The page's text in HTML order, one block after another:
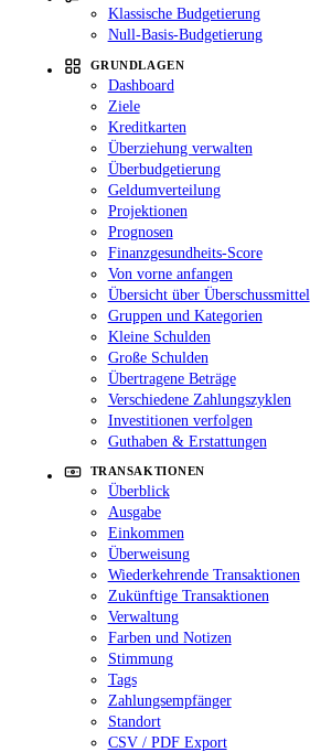
Klassische Budgetierung
Null-Basis-Budgetierung
GRUNDLAGEN
Dashboard
Ziele
Kreditkarten
Überziehung verwalten
Überbudgetierung
Geldumverteilung
Projektionen
Prognosen
Finanzgesundheits-Score
Von vorne anfangen
Übersicht über Überschussmittel
Gruppen und Kategorien
Kleine Schulden
Große Schulden
Übertragene Beträge
Verschiedene Zahlungszyklen
Investitionen verfolgen
Guthaben & Erstattungen
TRANSAKTIONEN
Überblick
Ausgabe
Einkommen
Überweisung
Wiederkehrende Transaktionen
Zukünftige Transaktionen
Verwaltung
Farben und Notizen
Stimmung
Tags
Zahlungsempfänger
Standort
CSV / PDF Export